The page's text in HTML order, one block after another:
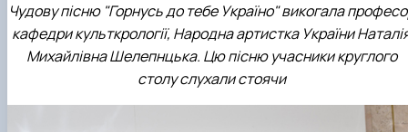
Чудову пісню "Горнусь до тебе Україно" викогала
кафедри культкрології, Народна артистка України
Михайлівна Шелепнцька. Цю пісню учасники круглого
столу слухали стоячи